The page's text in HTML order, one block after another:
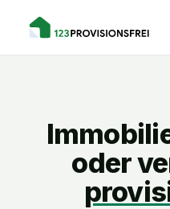
oder